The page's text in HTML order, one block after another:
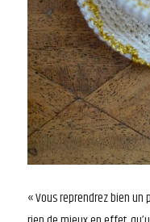
« Vous reprendrez bien un